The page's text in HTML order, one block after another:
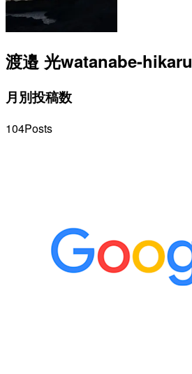
渡邉 光watanabe-hikaru
月別投稿数
104Posts